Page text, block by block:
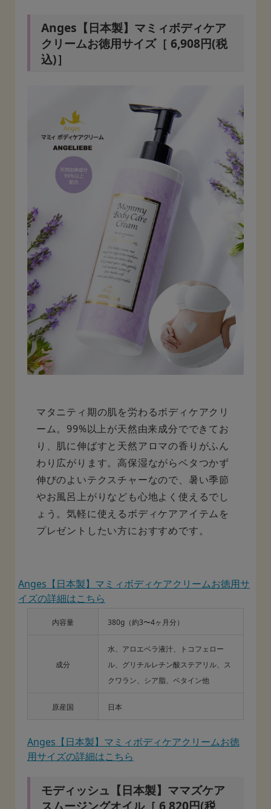
Anges【日本製】マミィボディケア
クリームお徳用サイズ［ 6,908円(税
込)］
マタニティ期の肌を労わるボディケアクリ
ーム。99%以上が天然由来成分でできてお
り、肌に伸ばすと天然アロマの香りがふん
わり広がります。高保湿ながらベタつかず
伸びのよいテクスチャーなので、暑い季節
やお風呂上がりなども心地よく使えるでし
ょう。気軽に使えるボディケアアイテムを
プレゼントしたい方におすすめです。
Anges【日本製】マミィボディケアクリームお徳用サ
イズの詳細はこちら
内容量 380g（約3〜4ヶ月分）
成分
水、アロエベラ液汁、トコフェロー
ル、グリチルレチン酸ステアリル、ス
クワラン、シア脂、ベタイン他
原産国 日本
Anges【日本製】マミィボディケアクリームお徳
用サイズの詳細はこちら
モディッシュ【日本製】ママズケア